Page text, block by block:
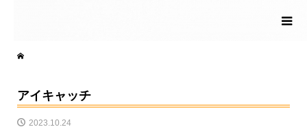
アイキャッチ
2023.10.24